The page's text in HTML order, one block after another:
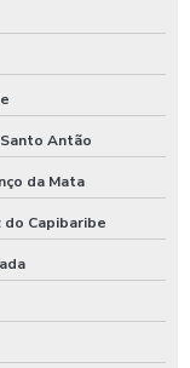
Antão
da Mata
do Capibaribe